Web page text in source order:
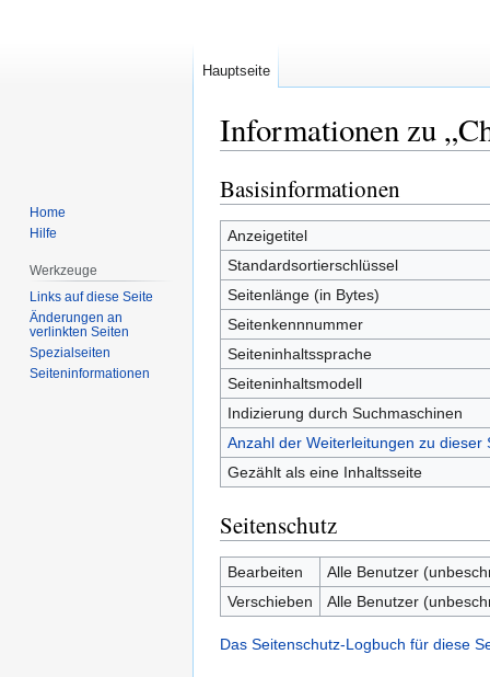
Informationen zu
Zur
Navigation
springen
Zur
Suche
springen
Basisinformationen
Anzeigetitel
Standardsortierschlüssel
Seitenlänge (in Bytes)
Seitenkennnummer
Seiteninhaltssprache
Seiteninhaltsmodell
Indizierung durch Suchmaschinen
Anzahl der Weiterleitungen zu dieser
Gezählt als eine Inhaltsseite
Seitenschutz
Bearbeiten
Alle Benutzer
Verschieben
Alle Benutzer
Das Seitenschutz-Logbuch für diese
Hauptseite
Home
Hilfe
Werkzeuge
Links auf diese Seite
Änderungen an
verlinkten Seiten
Spezialseiten
Seiten­informationen